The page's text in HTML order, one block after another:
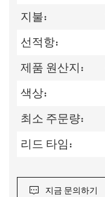
지불:
선적항:
제품 원산지:
색상:
최소 주문량:
리드 타임:
지금 문의하기